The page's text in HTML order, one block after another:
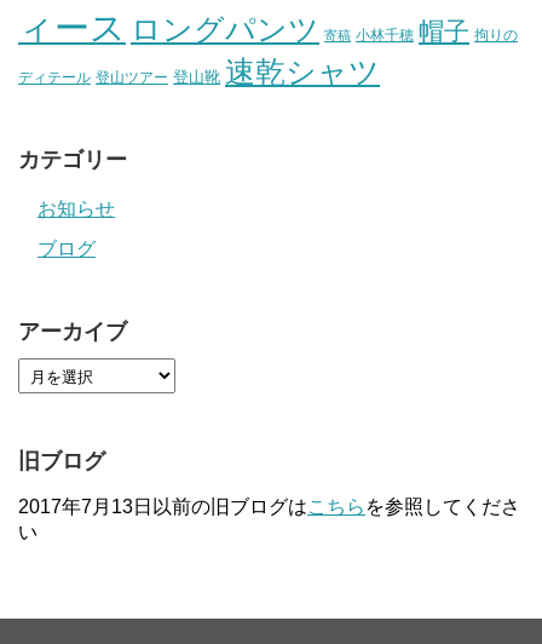
ィース ロングパンツ 寄稿 小林千穂 帽子 拘りの
ディテール 登山ツアー 登山靴 速乾シャツ
カテゴリー
お知らせ
ブログ
アーカイブ
旧ブログ
2017年7月13日以前の旧ブログはこちら を参照してくださ
い